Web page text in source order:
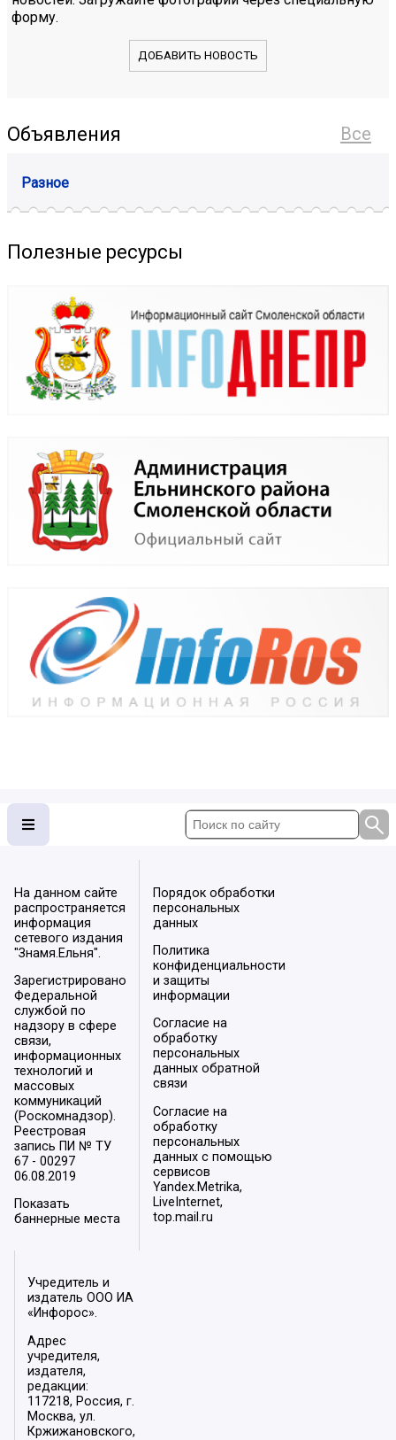
форму.
ДОБАВИТЬ НОВОСТЬ
Все
Объявления
Разное
Полезные ресурсы
На данном сайте
распространяется
информация
сетевого издания
"Знамя.Ельня".
Зарегистрировано
Федеральной
службой по
надзору в сфере
связи,
информационных
технологий и
массовых
коммуникаций
(Роскомнадзор).
Реестровая
запись ПИ № ТУ
67 - 00297
06.08.2019
Показать
баннерные места
Порядок обработки
персональных
данных
Политика
конфиденциальности
и защиты
информации
Согласие на
обработку
персональных
данных обратной
связи
Согласие на
обработку
персональных
данных с помощью
сервисов
Yandex.Metrika,
LiveInternet,
top.mail.ru
Учредитель и
издатель ООО ИА
«Инфорос».
Адрес
учредителя,
издателя,
редакции:
117218, Россия, г.
Москва, ул.
Кржижановского,